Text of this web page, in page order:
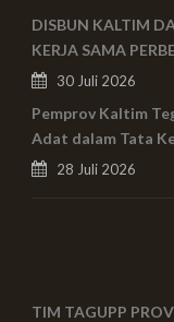
DISBUN KALTIM
KERJA SAMA
30 Juli 2026
Pemprov Kaltim
Adat dalam Tata
28 Juli 2026
TIM TAGUPP